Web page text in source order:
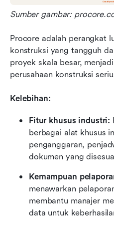
Sumber gambar:
Procore adalah perangkat
konstruksi yang tangguh
proyek skala besar,
perusahaan konstruksi
Kelebihan:
Fitur khusus industri:
berbagai alat khusus
penganggaran,
dokumen yang
Kemampuan
menawarkan
membantu manajer
data untuk